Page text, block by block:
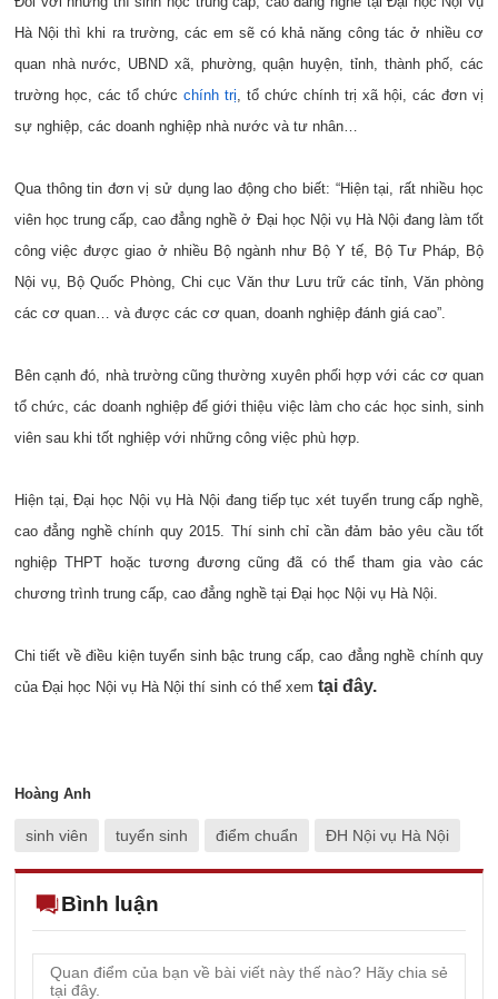
Hà Nội thì khi ra trường, các em sẽ có khả năng công tác ở nhiều cơ
quan nhà nước, UBND xã, phường, quận huyện, tỉnh, thành phố, các
trường học, các tổ chức chính trị, tổ chức chính trị xã hội, các đơn vị
sự nghiệp, các doanh nghiệp nhà nước và tư nhân…
Qua thông tin đơn vị sử dụng lao động cho biết: “Hiện tại, rất nhiều học
viên học trung cấp, cao đẳng nghề ở Đại học Nội vụ Hà Nội đang làm tốt
công việc được giao ở nhiều Bộ ngành như Bộ Y tế, Bộ Tư Pháp, Bộ
Nội vụ, Bộ Quốc Phòng, Chi cục Văn thư Lưu trữ các tỉnh, Văn phòng
các cơ quan… và được các cơ quan, doanh nghiệp đánh giá cao”.
Bên cạnh đó, nhà trường cũng thường xuyên phối hợp với các cơ quan
tổ chức, các doanh nghiệp để giới thiệu việc làm cho các học sinh, sinh
viên sau khi tốt nghiệp với những công việc phù hợp.
Hiện tại, Đại học Nội vụ Hà Nội đang tiếp tục xét tuyển trung cấp nghề,
cao đẳng nghề chính quy 2015. Thí sinh chỉ cần đảm bảo yêu cầu tốt
nghiệp THPT hoặc tương đương cũng đã có thể tham gia vào các
chương trình trung cấp, cao đẳng nghề tại Đại học Nội vụ Hà Nội.
Chi tiết về điều kiện tuyển sinh bậc trung cấp, cao đẳng nghề chính quy
của Đại học Nội vụ Hà Nội thí sinh có thể xem tại đây.
Hoàng Anh
sinh viên tuyển sinh điểm chuẩn ĐH Nội vụ Hà Nội
Bình luận